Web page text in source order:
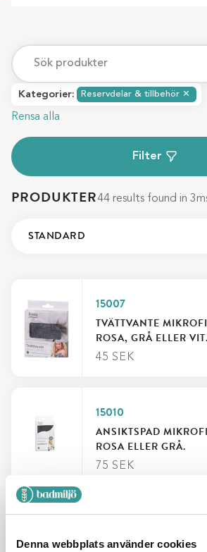
Denna webbplats använder cookies
Kategorier: Reservdelar & tillbehör ✕
Rensa alla
Filter
PRODUKTER44 results found in
15007
TVÄTTVANTE
ROSA, GRÅ ELLER VIT.
45 SEK
15010
ANSIKTSPAD
ROSA ELLER GRÅ.
75 SEK
HÅRBAND I